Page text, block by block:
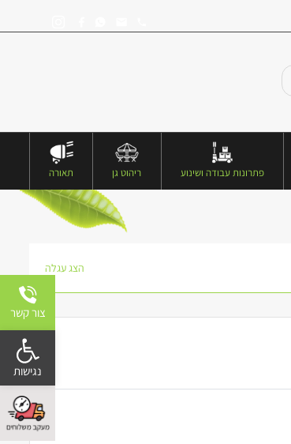
פתרונות עבודה ושינוע ריהוט גן תאורה
הצג עגלה
צור קשר
פתח